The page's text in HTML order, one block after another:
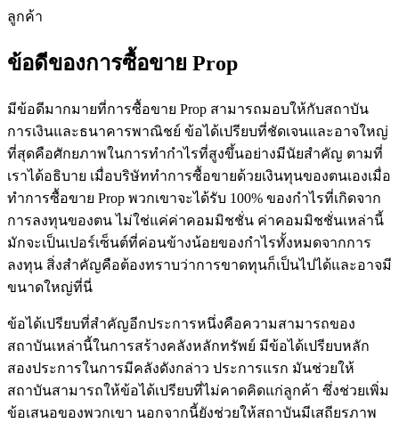
ลูกค้า
ข้อดีของการซื้อขาย Prop
มีข้อดีมากมายที่การซื้อขาย Prop สามารถมอบให้กับสถาบัน
การเงินและธนาคารพาณิชย์ ข้อได้เปรียบที่ชัดเจนและอาจใหญ่
ที่สุดคือศักยภาพในการทำกำไรที่สูงขึ้นอย่างมีนัยสำคัญ ตามที่
เราได้อธิบาย เมื่อบริษัททำการซื้อขายด้วยเงินทุนของตนเองเมื่อ
ทำการซื้อขาย Prop พวกเขาจะได้รับ 100% ของกำไรที่เกิดจาก
การลงทุนของตน ไม่ใช่แค่ค่าคอมมิชชั่น ค่าคอมมิชชั่นเหล่านี้
มักจะเป็นเปอร์เซ็นต์ที่ค่อนข้างน้อยของกำไรทั้งหมดจากการ
ลงทุน สิ่งสำคัญคือต้องทราบว่าการขาดทุนก็เป็นไปได้และอาจมี
ขนาดใหญ่ที่นี่
ข้อได้เปรียบที่สำคัญอีกประการหนึ่งคือความสามารถของ
สถาบันเหล่านี้ในการสร้างคลังหลักทรัพย์ มีข้อได้เปรียบหลัก
สองประการในการมีคลังดังกล่าว ประการแรก มันช่วยให้
สถาบันสามารถให้ข้อได้เปรียบที่ไม่คาดคิดแก่ลูกค้า ซึ่งช่วยเพิ่ม
ข้อเสนอของพวกเขา นอกจากนี้ยังช่วยให้สถาบันมีเสถียรภาพ